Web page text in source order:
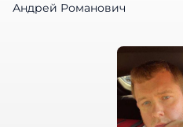
Андрей Романович